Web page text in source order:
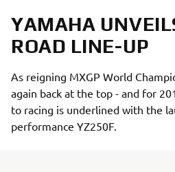
YAMAHA
ROAD LINE-UP
As reigning MXGP World
again back at the top - and for
to racing is underlined with the
performance YZ250F.